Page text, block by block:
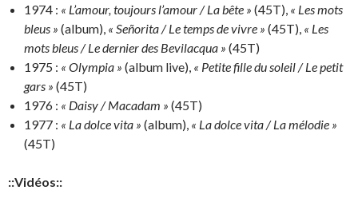
1974 : « L’amour, toujours l’amour / La bête » (45T), « Les mots
bleus » (album), « Señorita / Le temps de vivre » (45T), « Les
mots bleus / Le dernier des Bevilacqua » (45T)
1975 : « Olympia » (album live), « Petite fille du soleil / Le petit
gars » (45T)
1976 : « Daisy / Macadam » (45T)
1977 : « La dolce vita » (album), « La dolce vita / La mélodie »
(45T)
::Vidéos::